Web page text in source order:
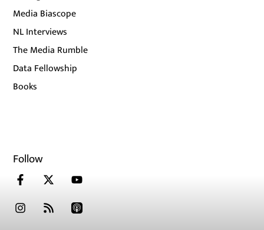
Media Biascope
NL Interviews
The Media Rumble
Data Fellowship
Books
Follow